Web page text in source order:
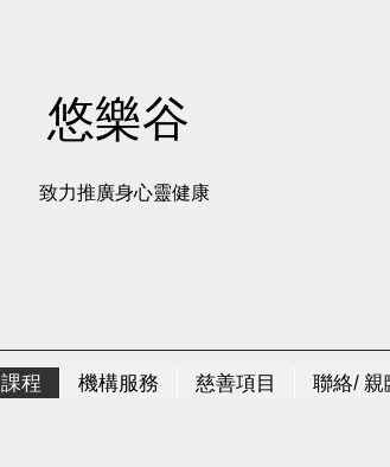
悠樂谷
致力推廣身心靈健康
程 機構服務 慈善項目 聯絡/ 親